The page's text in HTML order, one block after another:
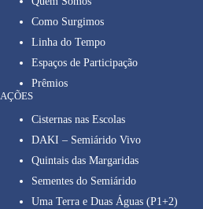
Como Surgimos
Linha do Tempo
Espaços de Participação
Prêmios
AÇÕES
Cisternas nas Escolas
DAKI – Semiárido Vivo
Quintais das Margaridas
Sementes do Semiárido
Uma Terra e Duas Águas (P1+2)